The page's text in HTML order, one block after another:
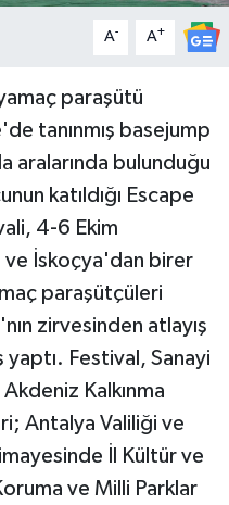
A- A+
paraşütü
tanınmış basejump
aralarında bulunduğu
katıldığı Escape
4-6 Ekim
ve İskoçya'dan birer
paraşütçüleri
zirvesinden atlayış
yaptı. Festival, Sanayi
Akdeniz Kalkınma
Antalya Valiliği ve
İl Kültür ve
ve Milli Parklar